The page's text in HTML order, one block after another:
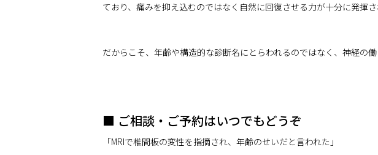
ており、痛みを抑え込むのではなく自然に回復させる力が十分に発揮さ
だからこそ、年齢や構造的な診断名にとらわれるのではなく、神経の
■ ご相談・ご予約はいつでもどうぞ
「MRIで椎間板の変性を指摘され、年齢のせいだと言われた」